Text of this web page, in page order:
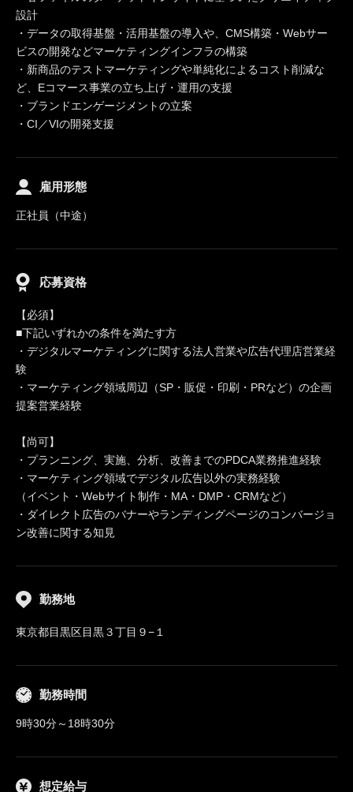
設計
・データの取得基盤・活用基盤の導入や、CMS構築・Webサー
ビスの開発などマーケティングインフラの構築
・新商品のテストマーケティングや単純化によるコスト削減な
ど、Eコマース事業の立ち上げ・運用の支援
・ブランドエンゲージメントの立案
・CI／VIの開発支援
雇用形態
正社員（中途）
応募資格
【必須】
■下記いずれかの条件を満たす方
・デジタルマーケティングに関する法人営業や広告代理店営業経
験
・マーケティング領域周辺（SP・販促・印刷・PRなど）の企画
提案営業経験
【尚可】
・プランニング、実施、分析、改善までのPDCA業務推進経験
・マーケティング領域でデジタル広告以外の実務経験
（イベント・Webサイト制作・MA・DMP・CRMなど）
・ダイレクト広告のバナーやランディングページのコンバージョ
ン改善に関する知見
勤務地
東京都目黒区目黒３丁目９−１
勤務時間
9時30分～18時30分
想定給与